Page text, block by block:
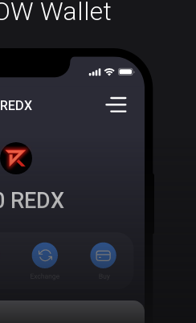
Wallet
REDX
REDX